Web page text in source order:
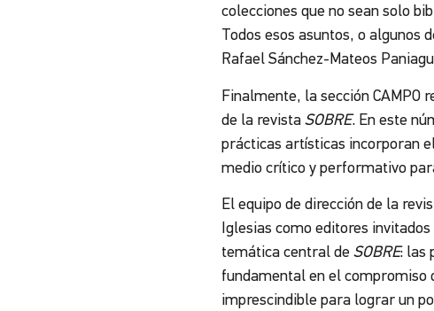
colecciones que no sean solo
Todos esos asuntos, o algunos
Rafael Sánchez-Mateos
Finalmente, la sección CAMPO
de la revista SOBRE. En este
prácticas artísticas incorporan
medio crítico y performativo
El equipo de dirección de la
Iglesias como editores
temática central de SOBRE: las
fundamental en el compromiso
imprescindible para lograr un